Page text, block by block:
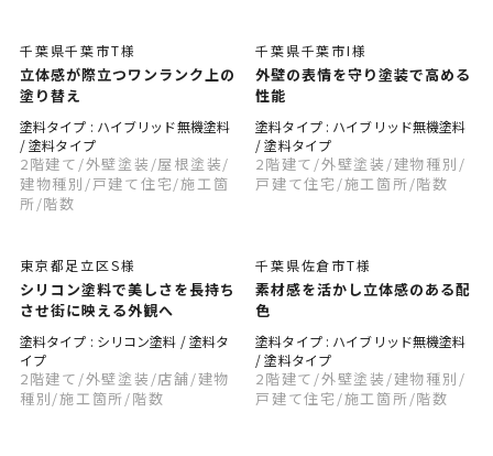
千葉県千葉市T様
立体感が際立つワンランク上の
塗り替え
塗料タイプ : ハイブリッド無機塗料
/ 塗料タイプ
2階建て /外壁塗装 /屋根塗装/
建物種別 /戸建て住宅/施工箇
所 /階数
千葉県千葉市I様
外壁の表情を守り塗装で高める
性能
塗料タイプ : ハイブリッド無機塗料
/ 塗料タイプ
2階建て /外壁塗装 /建物種別 /
戸建て住宅 /施工箇所 /階数
東京都足立区S様
シリコン塗料で美しさを長持ち
させ街に映える外観へ
塗料タイプ : シリコン塗料 / 塗料タ
イプ
2階建て /外壁塗装 /店舗/建物
種別/施工箇所 /階数
千葉県佐倉市T様
素材感を活かし立体感のある配
色
塗料タイプ : ハイブリッド無機塗料
/ 塗料タイプ
2階建て /外壁塗装 /建物種別 /
戸建て住宅 /施工箇所 /階数